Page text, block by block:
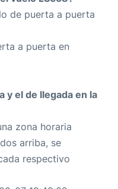
de puerta a puerta
a puerta en
y el de llegada en la
zona horaria
arriba, se
respectivo